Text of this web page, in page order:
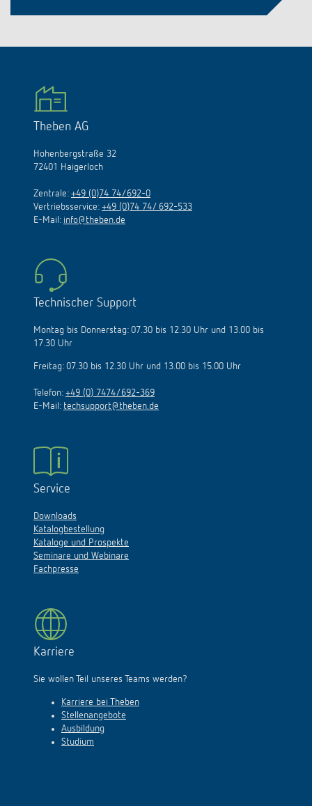
Theben AG
Hohenbergstraße 32
72401 Haigerloch
Zentrale: +49 (0)74 74/692-0
Vertriebsservice: +49 (0)74 74/ 692-533
E-Mail: info@theben.de
Technischer Support
Montag bis Donnerstag: 07.30 bis 12.30 Uhr und 13.00 bis
17.30 Uhr
Freitag: 07.30 bis 12.30 Uhr und 13.00 bis 15.00 Uhr
Telefon: +49 (0) 7474/692-369
E-Mail: techsupport@theben.de
Service
Downloads
Katalogbestellung
Kataloge und Prospekte
Seminare und Webinare
Fachpresse
Karriere
Sie wollen Teil unseres Teams werden?
Karriere bei Theben
Stellenangebote
Ausbildung
Studium